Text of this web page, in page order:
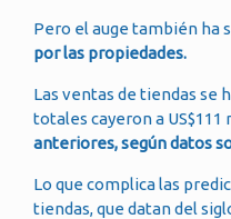
Pero el auge también ha
por las propiedades.
Las ventas de tiendas se
totales cayeron a
anteriores, según datos
Lo que complica las
tiendas, que datan del